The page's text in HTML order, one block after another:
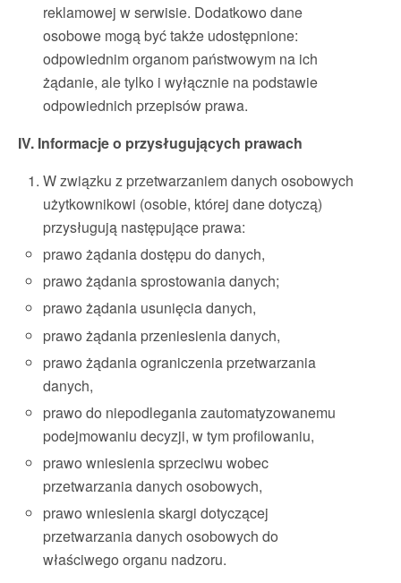
reklamowej w serwisie. Dodatkowo dane
osobowe mogą być także udostępnione:
odpowiednim organom państwowym na ich
żądanie, ale tylko i wyłącznie na podstawie
odpowiednich przepisów prawa.
IV. Informacje o przysługujących prawach
W związku z przetwarzaniem danych osobowych
użytkownikowi (osobie, której dane dotyczą)
przysługują następujące prawa:
prawo żądania dostępu do danych,
prawo żądania sprostowania danych;
prawo żądania usunięcia danych,
prawo żądania przeniesienia danych,
prawo żądania ograniczenia przetwarzania
danych,
prawo do niepodlegania zautomatyzowanemu
podejmowaniu decyzji, w tym profilowaniu,
prawo wniesienia sprzeciwu wobec
przetwarzania danych osobowych,
prawo wniesienia skargi dotyczącej
przetwarzania danych osobowych do
właściwego organu nadzoru.